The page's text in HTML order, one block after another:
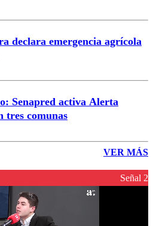
declara emergencia agrícola
Senapred activa Alerta
tres comunas
VER MÁS
Señal 2